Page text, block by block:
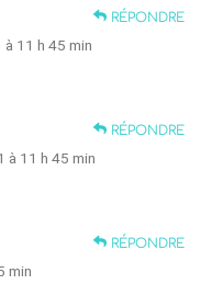
RÉPONDRE
à 11 h 45 min
RÉPONDRE
à 11 h 45 min
RÉPONDRE
min